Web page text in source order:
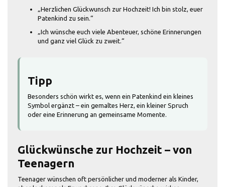
„Herzlichen Glückwunsch zur Hochzeit! Ich bin stolz, euer
Patenkind zu sein.“
„Ich wünsche euch viele Abenteuer, schöne Erinnerungen
und ganz viel Glück zu zweit.“
Tipp
Besonders schön wirkt es, wenn ein Patenkind ein kleines
Symbol ergänzt – ein gemaltes Herz, ein kleiner Spruch
oder eine Erinnerung an gemeinsame Momente.
Glückwünsche zur Hochzeit – von
Teenagern
Teenager wünschen oft persönlicher und moderner als Kinder,